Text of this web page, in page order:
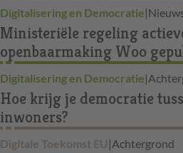
Digitalisering en Democratie|
Ministeriële regeling
openbaarmaking Woo
Digitalisering en Democratie|
Hoe krijg je democratie
inwoners?
Digitale Toekomst EU |Achtergrond